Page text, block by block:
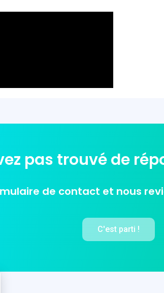
pas trouvé de
de contact et nous
C'est parti !